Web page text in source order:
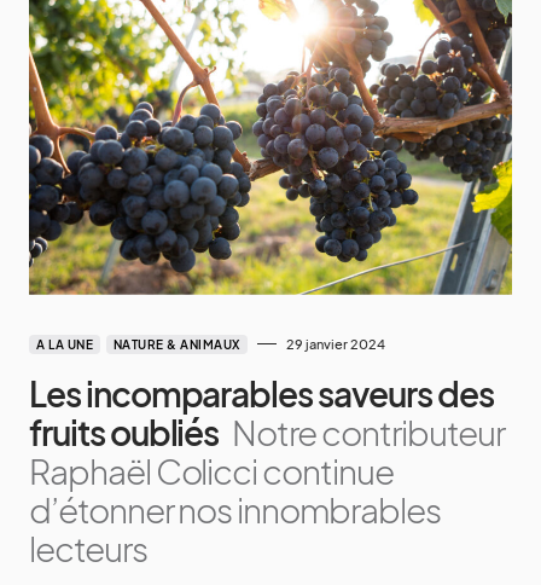
A LA UNE NATURE & ANIMAUX 29 janvier 2024
Les incomparables saveurs des
fruits oubliés Notre contributeur
Raphaël Colicci continue
d’étonner nos innombrables
lecteurs